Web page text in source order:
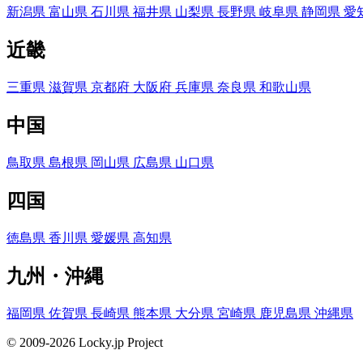
新潟県 富山県 石川県 福井県 山梨県 長野県 岐阜県 静岡県 愛
近畿
三重県 滋賀県 京都府 大阪府 兵庫県 奈良県 和歌山県
中国
鳥取県 島根県 岡山県 広島県 山口県
四国
徳島県 香川県 愛媛県 高知県
九州・沖縄
福岡県 佐賀県 長崎県 熊本県 大分県 宮崎県 鹿児島県 沖縄県
© 2009-2026 Locky.jp Project